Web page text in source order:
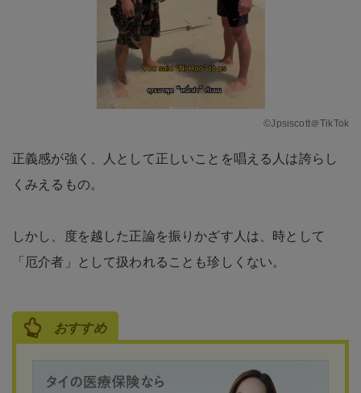
©Jpsiscott＠TikTok
正義感が強く、人として正しいことを唱える人は誇らし
くみえるもの。
しかし、度を越した正論を振りかざす人は、時として
「厄介者」として扱われることも珍しくない。
おすすめ